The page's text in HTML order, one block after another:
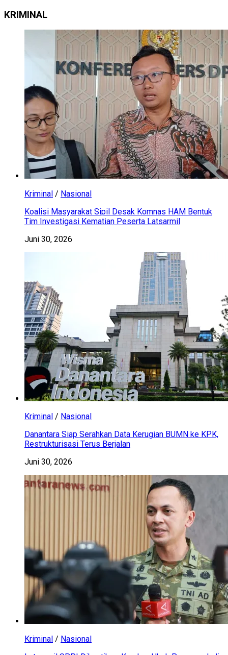
KRIMINAL
Kriminal / Nasional
Koalisi Masyarakat Sipil Desak Komnas HAM Bentuk
Tim Investigasi Kematian Peserta Latsarmil
Juni 30, 2026
Kriminal / Nasional
Danantara Siap Serahkan Data Kerugian BUMN ke KPK,
Restrukturisasi Terus Berjalan
Juni 30, 2026
Kriminal / Nasional